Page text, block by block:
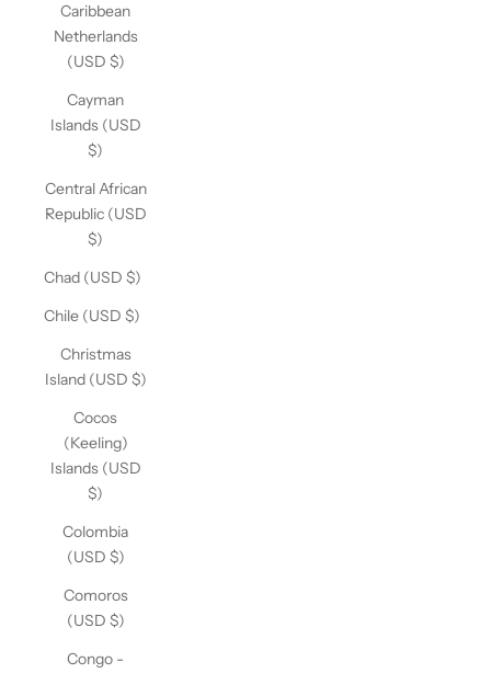
Caribbean
Netherlands
(USD $)
Cayman
Islands (USD
$)
Central African
Republic (USD
$)
Chad (USD $)
Chile (USD $)
Christmas
Island (USD $)
Cocos
(Keeling)
Islands (USD
$)
Colombia
(USD $)
Comoros
(USD $)
Congo -